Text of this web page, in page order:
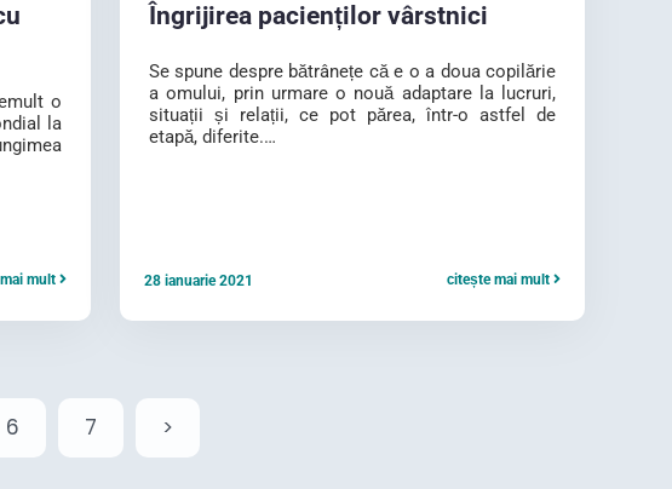
o
la
mult
Îngrijirea pacienților vârstnici
Se spune despre bătrânețe că e o a doua copilărie
a omului, prin urmare o nouă adaptare la lucruri,
situații și relații, ce pot părea, într-o astfel de
etapă, diferite.…
citește mai mult
28 ianuarie 2021
6 7 >